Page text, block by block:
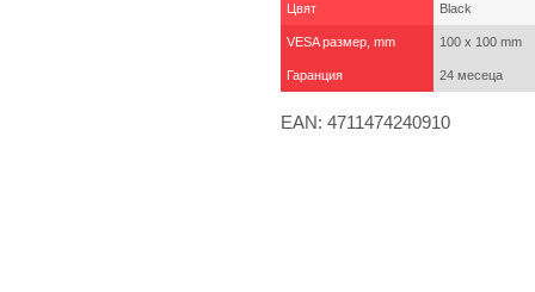
Цвят Black
VESA размер, mm 100 x 100 mm
Гаранция 24 месеца
EAN: 4711474240910